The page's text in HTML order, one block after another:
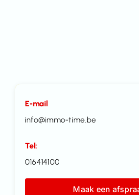
E-mail
info@immo-time.be
Tel:
016414100
Maak een